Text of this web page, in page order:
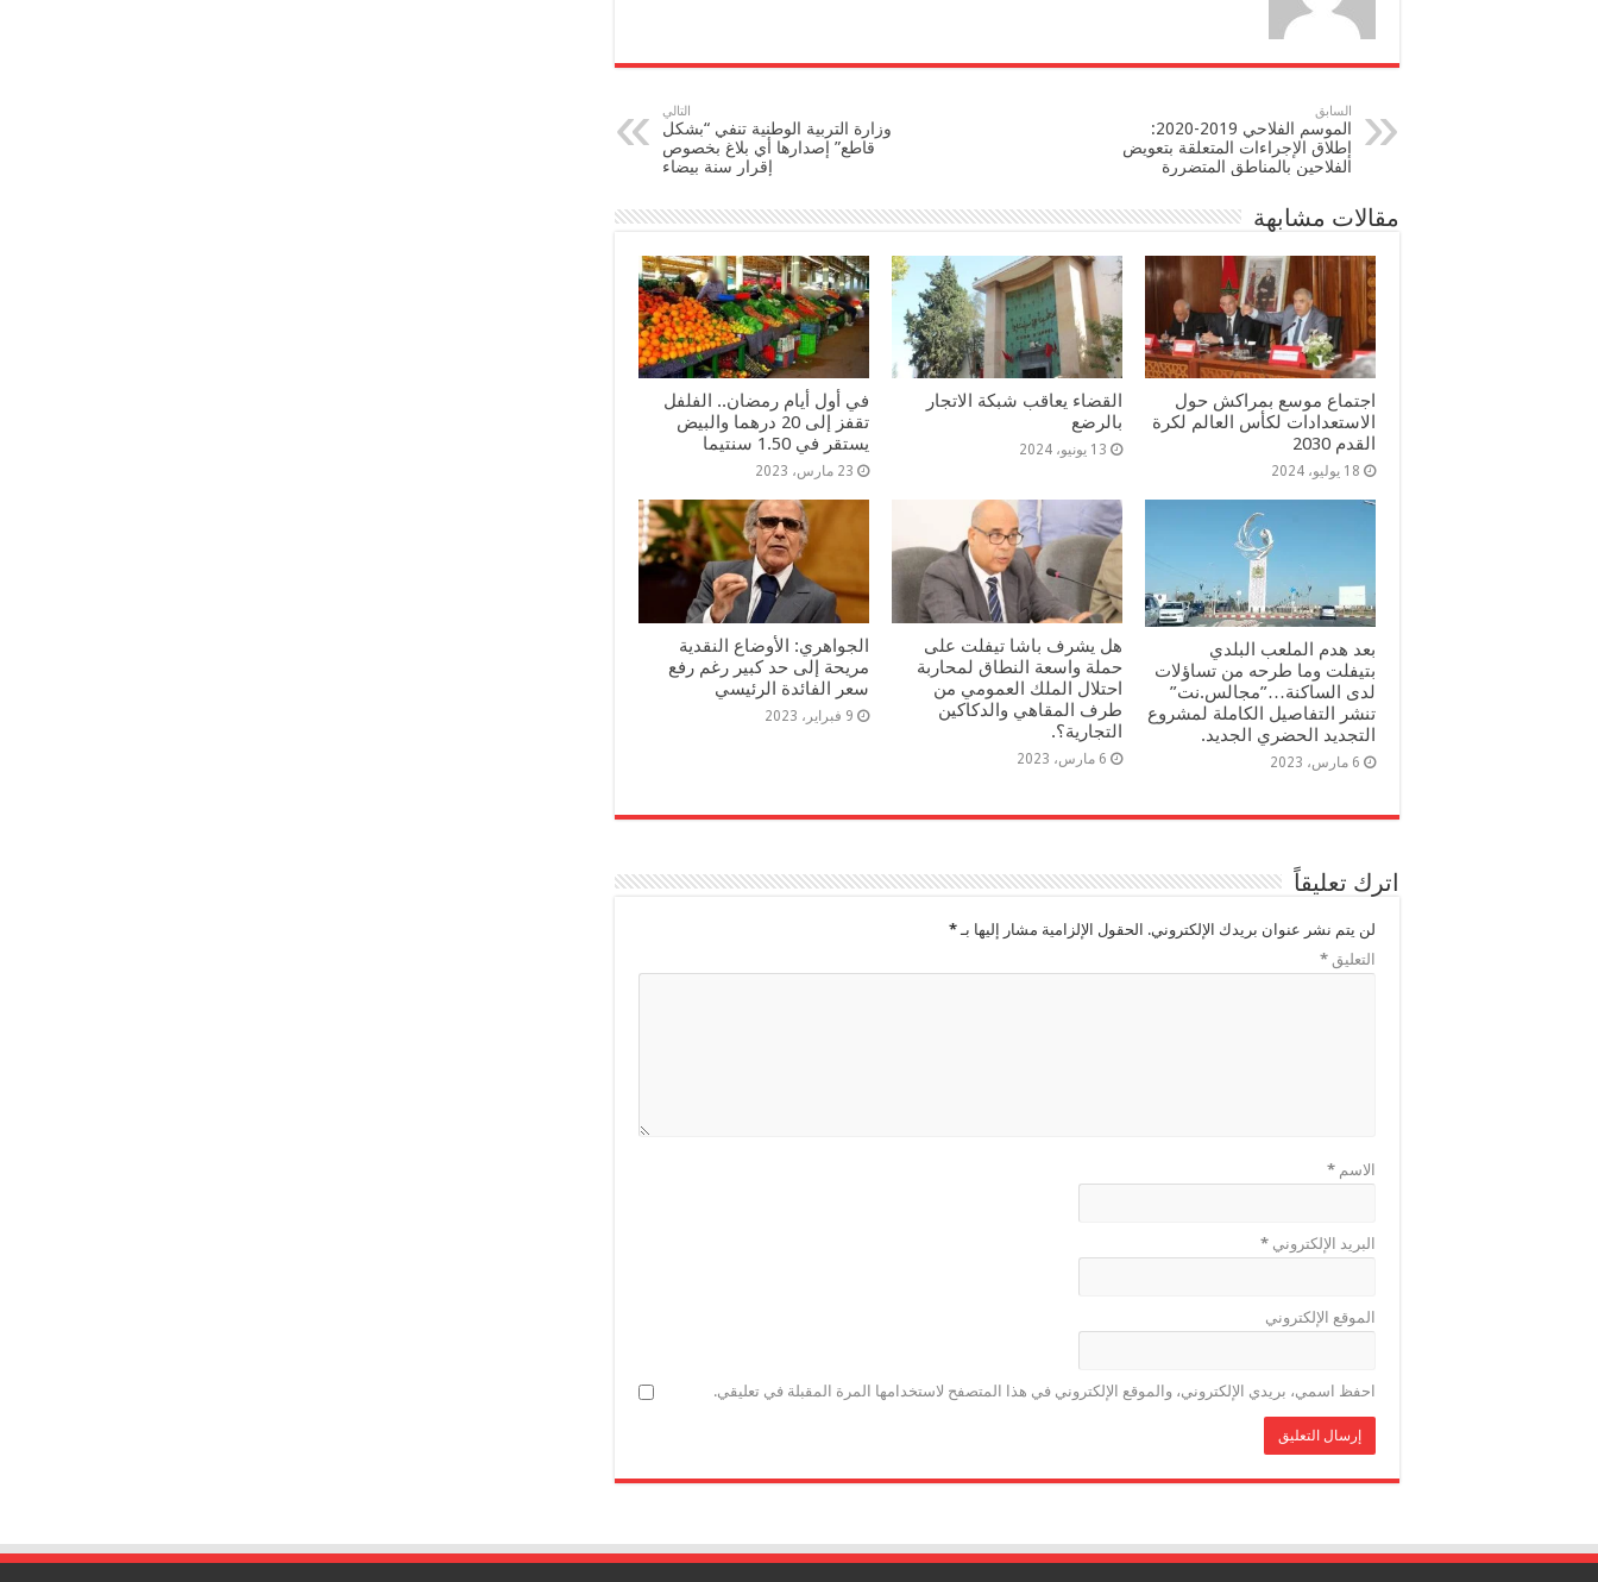
السابق
الموسم الفلاحي 2019-2020:
إطلاق الإجراءات المتعلقة بتعويض
الفلاحين بالمناطق المتضررة
التالي
وزارة التربية الوطنية تنفي “بشكل
قاطع” إصدارها أي بلاغ بخصوص
إقرار سنة بيضاء
مقالات مشابهة
اجتماع موسع بمراكش حول
الاستعدادات لكأس العالم لكرة
القدم 2030
18 يوليو، 2024
القضاء يعاقب شبكة الاتجار
بالرضع
13 يونيو، 2024
في أول أيام رمضان.. الفلفل
تقفز إلى 20 درهما والبيض
يستقر في 1.50 سنتيما
23 مارس، 2023
بعد هدم الملعب البلدي
بتيفلت وما طرحه من تساؤلات
لدى الساكنة…”مجالس.نت”
تنشر التفاصيل الكاملة لمشروع
التجديد الحضري الجديد.
6 مارس، 2023
هل يشرف باشا تيفلت على
حملة واسعة النطاق لمحاربة
احتلال الملك العمومي من
طرف المقاهي والدكاكين
التجارية؟.
6 مارس، 2023
الجواهري: الأوضاع النقدية
مريحة إلى حد كبير رغم رفع
سعر الفائدة الرئيسي
9 فبراير، 2023
اترك تعليقاً
لن يتم نشر عنوان بريدك الإلكتروني. الحقول الإلزامية مشار إليها بـ *
التعليق *
الاسم *
البريد الإلكتروني *
الموقع الإلكتروني
احفظ اسمي، بريدي الإلكتروني، والموقع الإلكتروني في هذا المتصفح لاستخدامها المرة المقبلة في تعليقي.